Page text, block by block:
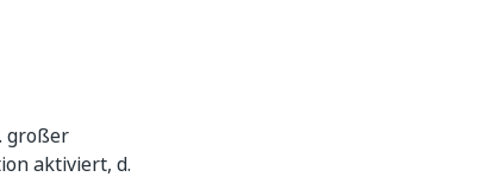
großer
aktiviert, d.